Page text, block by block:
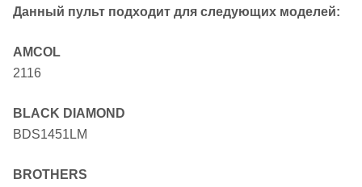
Данный пульт подходит для следующих моделей:
AMCOL
2116
BLACK DIAMOND
BDS1451LM
BROTHERS